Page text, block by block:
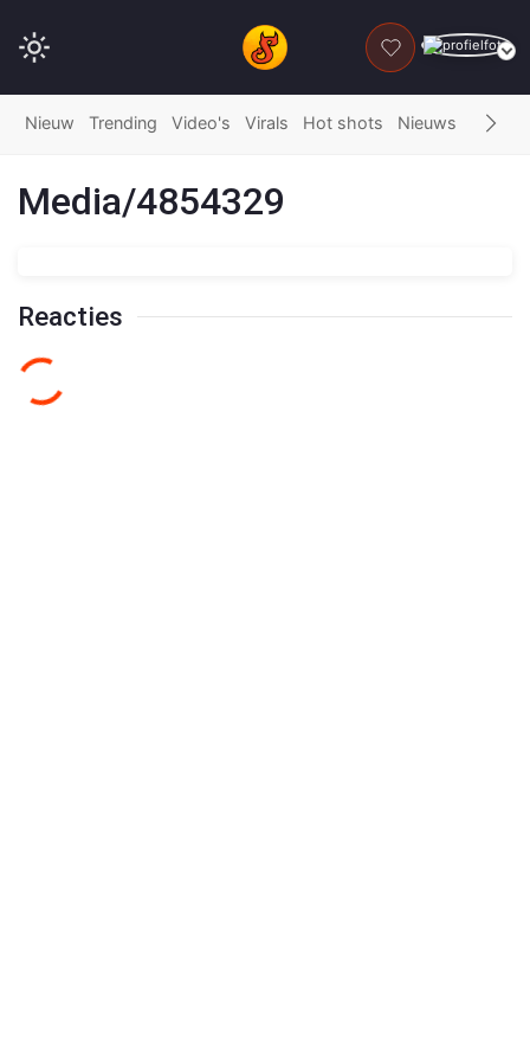
DONEER
Nieuw Trending Video's Virals Hot shots Nieuws Fails
Media/4854329
Reacties